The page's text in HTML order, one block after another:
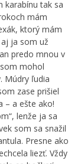
karabínu tak sa
mám
ktorý mám
ja som už
predo mnou v
mohol
Múdry ľudia
zase prišiel
– a ešte ako!
lenže ja sa
som sa snažil
Presne ako
liezť. Vždy